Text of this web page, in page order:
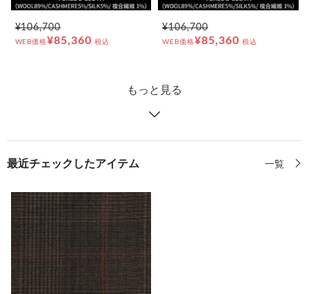
¥106,700
WEB価格¥85,360 税込
¥106,700
WEB価格¥85,360 税込
もっと見る
最近チェックしたアイテム 一覧